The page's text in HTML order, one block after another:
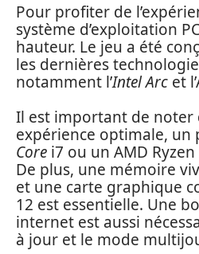
Pour profiter de
système d’exploitation
hauteur. Le jeu a été
les dernières
notamment l’Intel Arc et
Il est important de noter
expérience optimale, un
Core i7 ou un AMD
De plus, une mémoire
et une carte graphique
12 est essentielle. Une
internet est aussi
à jour et le mode